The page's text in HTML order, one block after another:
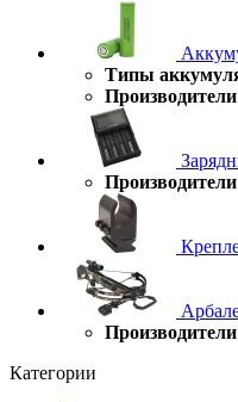
Типы
Категории